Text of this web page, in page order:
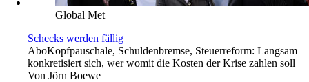
Global Met
Schecks werden fällig
AboKopfpauschale, Schuldenbremse, Steuerreform: Langsam
konkretisiert sich, wer womit die Kosten der Krise zahlen soll
Von Jörn Boewe